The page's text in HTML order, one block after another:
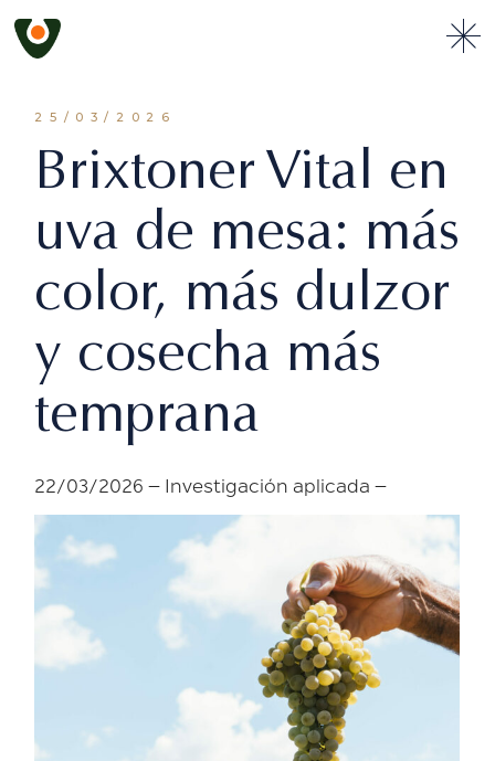
to
the
content
25/03/2026
Brixtoner Vital en
uva de mesa: más
color, más dulzor
y cosecha más
temprana
22/03/2026 – Investigación aplicada –